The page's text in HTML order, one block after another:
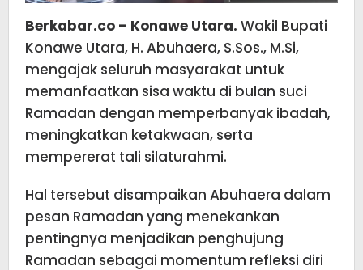
Berkabar.co – Konawe Utara. Wakil Bupati
Konawe Utara, H. Abuhaera, S.Sos., M.Si,
mengajak seluruh masyarakat untuk
memanfaatkan sisa waktu di bulan suci
Ramadan dengan memperbanyak ibadah,
meningkatkan ketakwaan, serta
mempererat tali silaturahmi.
Hal tersebut disampaikan Abuhaera dalam
pesan Ramadan yang menekankan
pentingnya menjadikan penghujung
Ramadan sebagai momentum refleksi diri